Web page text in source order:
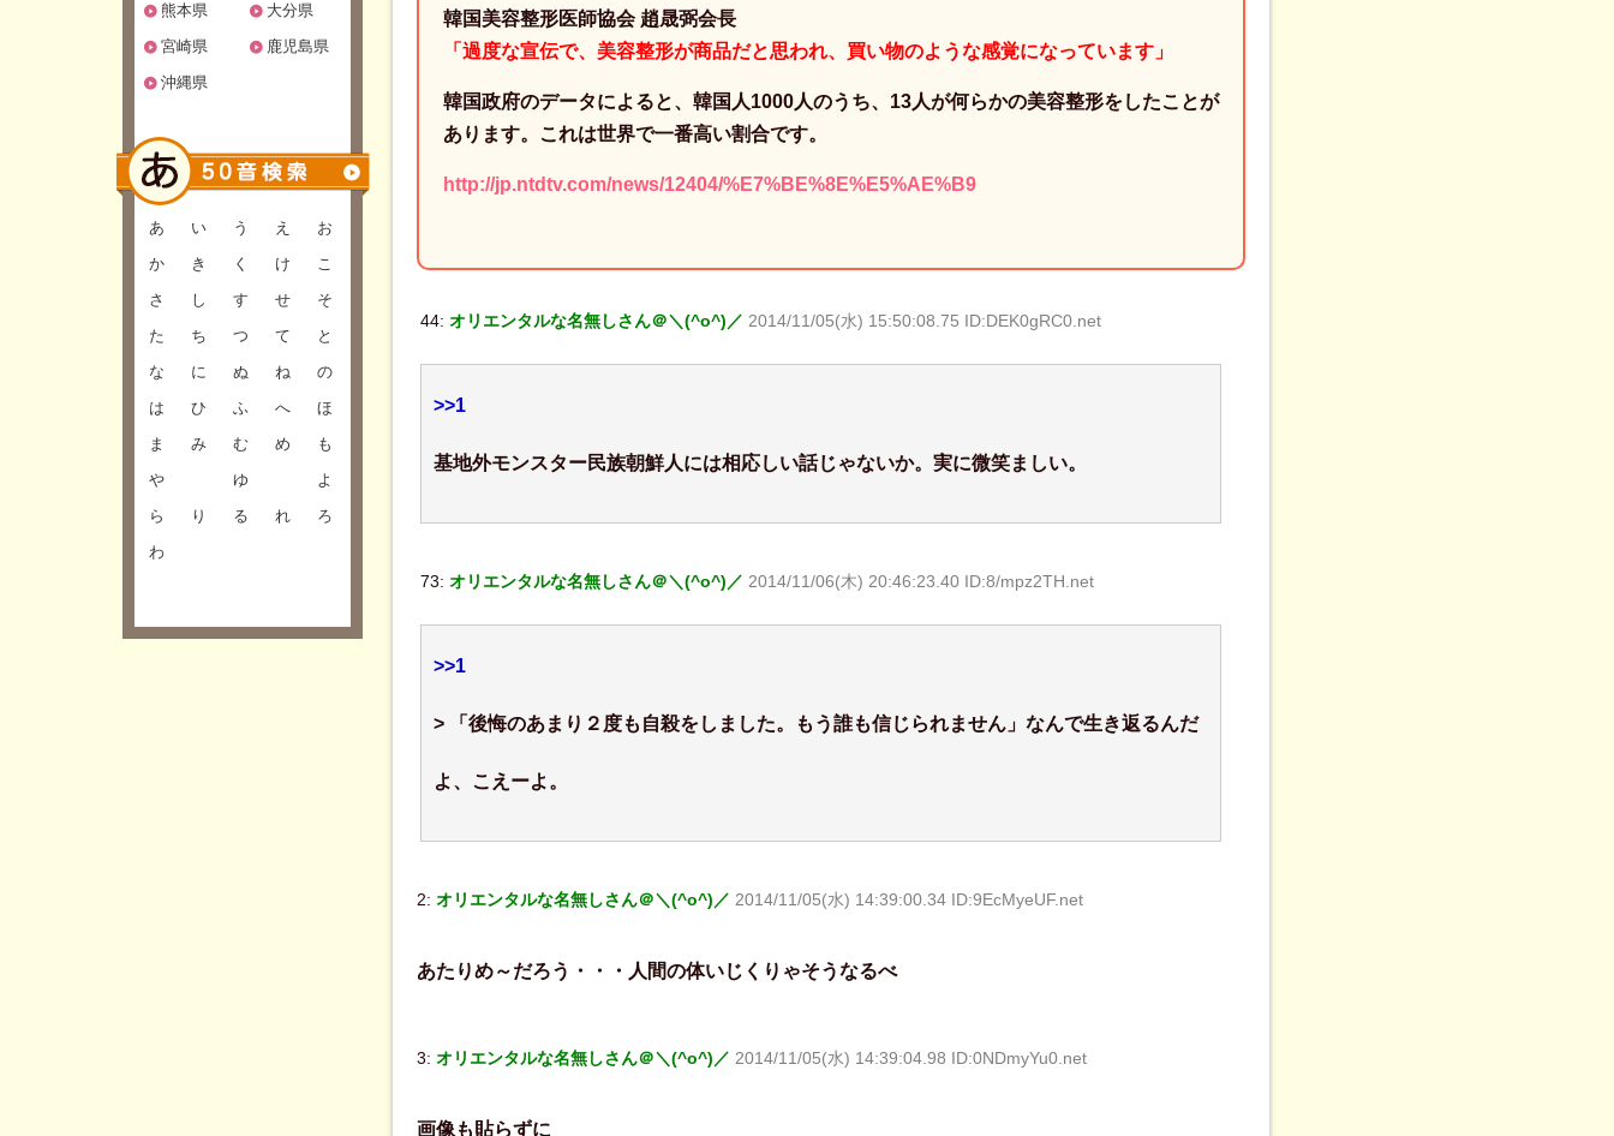
熊本県
大分県
宮崎県
鹿児島県
沖縄県
あ い う え
お
か
き く け
こ
さ
し す せ
そ
た
ち つ て
と
な
に ぬ ね
の
は
ひ ふ へ
ほ
ま
み む め
も
や
ゆ
よ
ら
り る れ
ろ
わ
韓国美容整形医師協会 趙晟弼会長
「過度な宣伝で、美容整形が商品だと思われ、買い物のような感覚になっています」
韓国政府のデータによると、韓国人1000人のうち、13人が何らかの美容整形をしたことが
あります。これは世界で一番高い割合です。
http://jp.ntdtv.com/news/12404/%E7%BE%8E%E5%AE%B9
44: オリエンタルな名無しさん＠＼(^o^)／ 2014/11/05(水) 15:50:08.75 ID:DEK0gRC0.net
>>1
基地外モンスター民族朝鮮人には相応しい話じゃないか。実に微笑ましい。
73: オリエンタルな名無しさん＠＼(^o^)／ 2014/11/06(木) 20:46:23.40 ID:8/mpz2TH.net
>>1
> 「後悔のあまり２度も自殺をしました。もう誰も信じられません」なんで生き返るんだ
よ、こえーよ。
2: オリエンタルな名無しさん＠＼(^o^)／ 2014/11/05(水) 14:39:00.34 ID:9EcMyeUF.net
あたりめ～だろう・・・人間の体いじくりゃそうなるべ
3: オリエンタルな名無しさん＠＼(^o^)／ 2014/11/05(水) 14:39:04.98 ID:0NDmyYu0.net
画像も貼らずに